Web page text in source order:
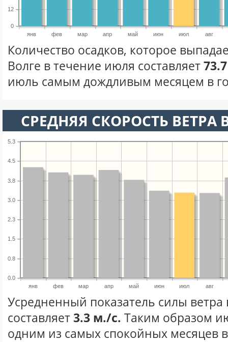
янв фев мар апр май июн июл авг
0
12
Количество осадков, которое
Волге в течение июля составляет
июль самым дождливым месяцем в
СРЕДНЯЯ СКОРОСТЬ
янв фев мар апр май июн июл авг
0.0
0.8
1.5
2.3
3.0
3.8
4.5
5.3
Усредненный показатель силы
составляет3.3 м./с. Таким образом
одним из самых спокойных месяцев